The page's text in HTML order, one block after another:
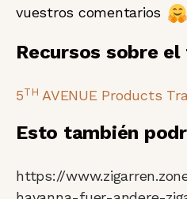
vuestros comentarios
Recursos sobre el
5TH AVENUE Products
Esto también
https://